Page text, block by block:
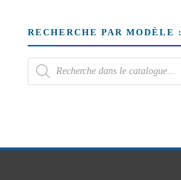
RECHERCHE PAR MODÈLE :